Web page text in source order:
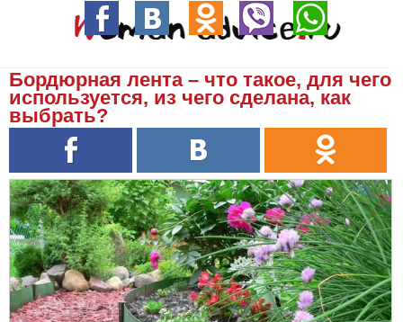
Бордюрная лента – что такое, для чего
используется, из чего сделана, как
выбрать?